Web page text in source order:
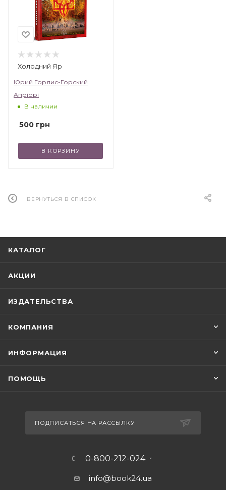
Холодний Яр
Юрий Горлис-Горский
Апріорі
В наличии
500 грн
В КОРЗИНУ
ВЕРНУТЬСЯ В СПИСОК
КАТАЛОГ
АКЦИИ
ИЗДАТЕЛЬСТВА
КОМПАНИЯ
ИНФОРМАЦИЯ
ПОМОЩЬ
ПОДПИСАТЬСЯ НА РАССЫЛКУ
0-800-212-024
info@book24.ua